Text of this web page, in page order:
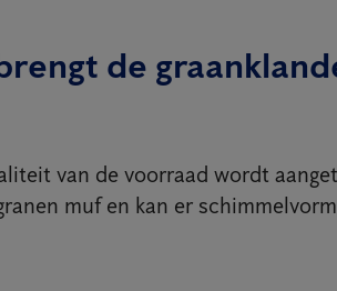
de
van de voorraad wordt
muf en kan er